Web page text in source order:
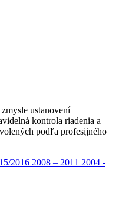
ustanovení
kontrola riadenia a
podľa profesijného
2016 2008 – 2011 2004 -